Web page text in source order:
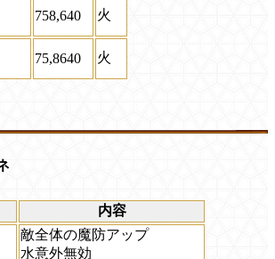
758,640 火
75,8640 火
内容
敵全体の魔防アップ
水意外無効